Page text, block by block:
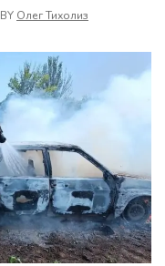
BY Олег Тихолиз